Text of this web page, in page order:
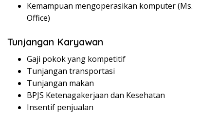
Kemampuan mengoperasikan komputer (Ms.
Office)
Tunjangan Karyawan
Gaji pokok yang kompetitif
Tunjangan transportasi
Tunjangan makan
BPJS Ketenagakerjaan dan Kesehatan
Insentif penjualan